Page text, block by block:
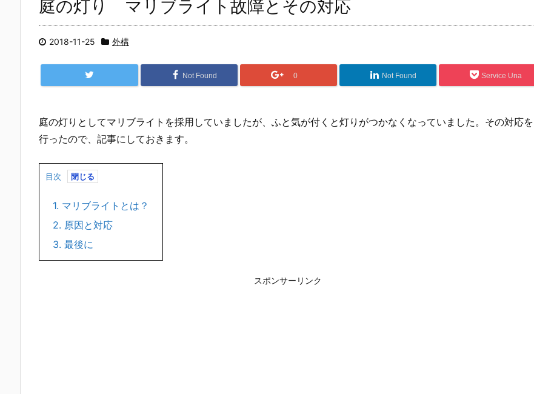
庭の灯り マリブライト故障とその対応
2018-11-25 外構
Not Found 0 Not Found Service Una
庭の灯りとしてマリブライトを採用していましたが、ふと気が付くと灯りがつかなくなっていました。その対応を
行ったので、記事にしておきます。
目次
1. マリブライトとは？
2. 原因と対応
3. 最後に
スポンサーリンク